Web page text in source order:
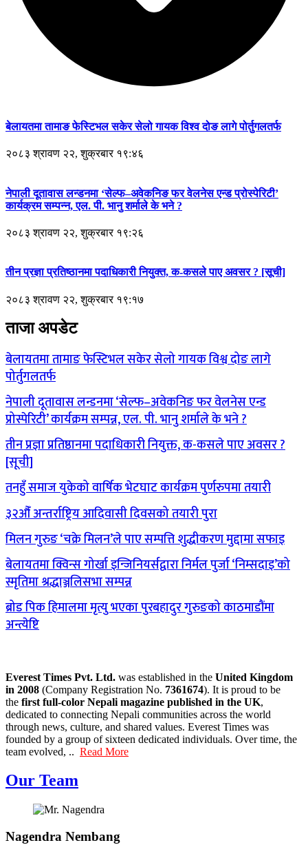
बेलायतमा तामाङ फेस्टिभल सकेर सेलो गायक विश्व दोङ लागे पोर्तुगलतर्फ
२०८३ श्रावण २२, शुक्रबार १९:४६
नेपाली दूतावास लन्डनमा ‘सेल्फ–अवेकनिङ फर वेलनेस एन्ड प्रोस्पेरिटी’
कार्यक्रम सम्पन्न, एल. पी. भानु शर्माले के भने ?
२०८३ श्रावण २२, शुक्रबार १९:२६
तीन प्रज्ञा प्रतिष्ठानमा पदाधिकारी नियुक्त, क-कसले पाए अवसर ? [सूची]
२०८३ श्रावण २२, शुक्रबार १९:१७
ताजा अपडेट
बेलायतमा तामाङ फेस्टिभल सकेर सेलो गायक विश्व दोङ लागे
पोर्तुगलतर्फ
नेपाली दूतावास लन्डनमा ‘सेल्फ–अवेकनिङ फर वेलनेस एन्ड
प्रोस्पेरिटी’ कार्यक्रम सम्पन्न, एल. पी. भानु शर्माले के भने ?
तीन प्रज्ञा प्रतिष्ठानमा पदाधिकारी नियुक्त, क-कसले पाए अवसर ?
[सूची]
तनहुँ समाज युकेको वार्षिक भेटघाट कार्यक्रम पुर्णरुपमा तयारी
३२औँ अन्तर्राष्ट्रिय आदिवासी दिवसको तयारी पुरा
मिलन गुरुङ ‘चक्रे मिलन’ले पाए सम्पत्ति शुद्धीकरण मुद्दामा सफाइ
बेलायतमा क्विन्स गोर्खा इन्जिनियर्सद्वारा निर्मल पुर्जा ‘निम्सदाइ’को
स्मृतिमा श्रद्धाञ्जलिसभा सम्पन्न
ब्रोड पिक हिमालमा मृत्यु भएका पुरबहादुर गुरुङको काठमाडौंमा
अन्त्येष्टि
Everest Times Pvt. Ltd. was established in the United Kingdom
in 2008 (Company Registration No. 7361674). It is proud to be
the first full-color Nepali magazine published in the UK,
dedicated to connecting Nepali communities across the world
through news, culture, and shared values. Everest Times was
founded by a group of sixteen dedicated individuals. Over time, the
team evolved, .. Read More
Our Team
Nagendra Nembang